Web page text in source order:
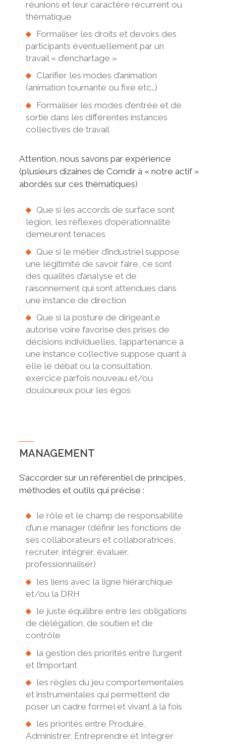
réunions et leur caractère récurrent ou
thématique
Formaliser les droits et devoirs des
participants éventuellement par un
travail « d’enchartage »
Clarifier les modes d’animation
(animation tournante ou fixe etc…)
Formaliser les modes d’entrée et de
sortie dans les différentes instances
collectives de travail
Attention, nous savons par expérience
(plusieurs dizaines de Comdir à « notre actif »
abordés sur ces thématiques)
Que si les accords de surface sont
légion, les réflexes d’opérationnalité
demeurent tenaces
Que si le métier d’industriel suppose
une légitimité de savoir faire, ce sont
des qualités d’analyse et de
raisonnement qui sont attendues dans
une instance de direction
Que si la posture de dirigeant.e
autorise voire favorise des prises de
décisions individuelles, l’appartenance à
une instance collective suppose quant à
elle le débat ou la consultation,
exercice parfois nouveau et/ou
douloureux pour les égos
MANAGEMENT
S’accorder sur un référentiel de principes,
méthodes et outils qui précise :
le rôle et le champ de responsabilité
d’un.e manager (définir les fonctions de
ses collaborateurs et collaboratrices,
recruter, intégrer, évaluer,
professionnaliser)
les liens avec la ligne hiérarchique
et/ou la DRH
le juste équilibre entre les obligations
de délégation, de soutien et de
contrôle
la gestion des priorités entre l’urgent
et l’important
les règles du jeu comportementales
et instrumentales qui permettent de
poser un cadre formel et vivant à la fois
les priorités entre Produire,
Administrer, Entreprendre et Intégrer